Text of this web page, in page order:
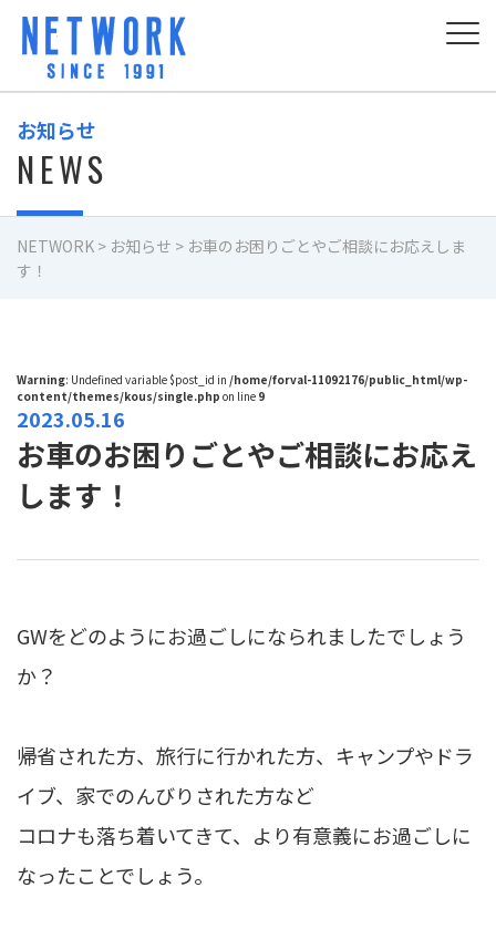
お知らせ
NEWS
NETWORK > お知らせ > お車のお困りごとやご相談にお応えしま
す！
Warning: Undefined variable $post_id in /home/forval-11092176/public_html/wp-
content/themes/kous/single.php on line 9
2023.05.16
お車のお困りごとやご相談にお応え
します！
GWをどのようにお過ごしになられましたでしょう
か？
帰省された方、旅行に行かれた方、キャンプやドラ
イブ、家でのんびりされた方など
コロナも落ち着いてきて、より有意義にお過ごしに
なったことでしょう。